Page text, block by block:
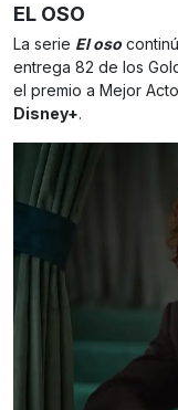
EL OSO
La serie El oso
entrega 82 de los
el premio a Mejor
Disney+.